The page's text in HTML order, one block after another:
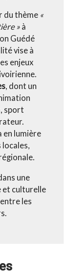
du thème «
»à
Guédé
vise à
enjeux
, dont un
sport
en lumière
une
et culturelle
les